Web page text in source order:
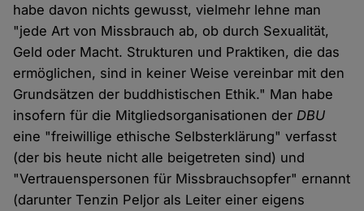
habe davon nichts gewusst, vielmehr lehne man
"jede Art von Missbrauch ab, ob durch Sexualität,
Geld oder Macht. Strukturen und Praktiken, die das
ermöglichen, sind in keiner Weise vereinbar mit den
Grundsätzen der buddhistischen Ethik." Man habe
insofern für die Mitgliedsorganisationen der DBU
eine "freiwillige ethische Selbsterklärung" verfasst
(der bis heute nicht alle beigetreten sind) und
"Vertrauenspersonen für Missbrauchsopfer" ernannt
(darunter Tenzin Peljor als Leiter einer eigens